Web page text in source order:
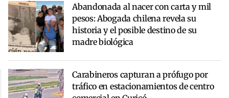
Abandonada al nacer con carta y mil
pesos: Abogada chilena revela su
historia y el posible destino de su
madre biológica
Carabineros capturan a prófugo por
tráfico en estacionamientos de centro